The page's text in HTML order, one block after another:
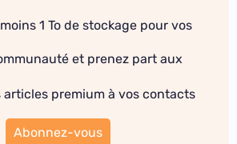
1 To de stockage pour vos
et prenez part aux
articles premium à vos contacts
Abonnez-vous